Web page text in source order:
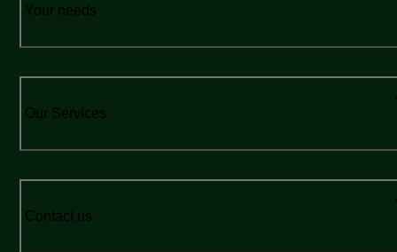
Your needs
Our Services
Contact us